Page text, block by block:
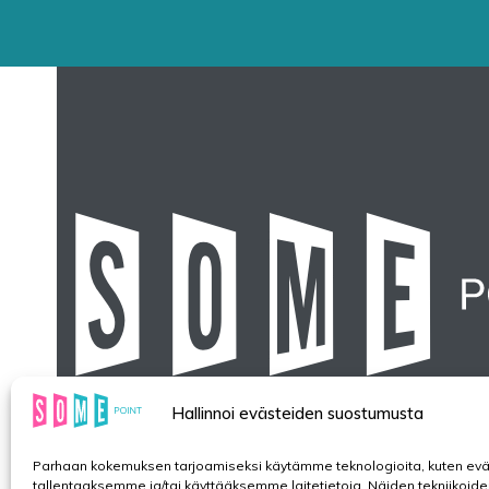
Hallinnoi evästeiden suostumusta
Parhaan kokemuksen tarjoamiseksi käytämme teknologioita, kuten
tallentaaksemme ja/tai käyttääksemme laitetietoja. Näiden